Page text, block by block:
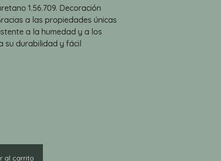
1.56.709. Decoración
a las propiedades únicas
a la humedad y a los
su durabilidad y fácil
al carrito